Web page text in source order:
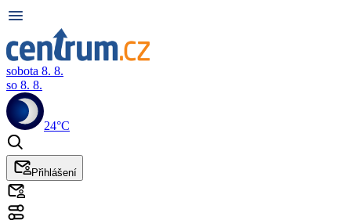
sobota 8. 8.
so 8. 8.
24°C
Přihlášení